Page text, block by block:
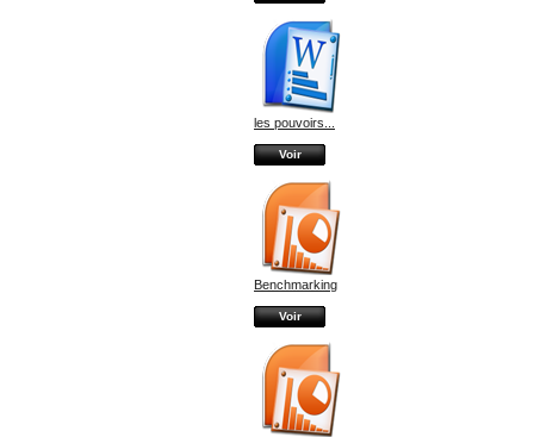
les pouvoirs...
Voir
Benchmarking
Voir